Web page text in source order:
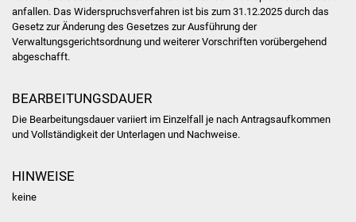
Route der
Industriekultur
anfallen. Das Widerspruchsverfahren ist bis zum 31.12.2025 durch das
Gesetz zur Änderung des Gesetzes zur Ausführung der
Verwaltungsgerichtsordnung und weiterer Vorschriften vorübergehend
abgeschafft.
BEARBEITUNGSDAUER
Die Bearbeitungsdauer variiert im Einzelfall je nach Antragsaufkommen
und Vollständigkeit der Unterlagen und Nachweise.
HINWEISE
keine